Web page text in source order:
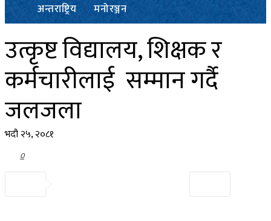
अन्तराष्ट्रिय
मनोरञ्जन
उत्कृष्ट विद्यालय, शिक्षक र
कर्मचारीलाई सम्मान गर्दै
जलजला
भदौ २५, २०८१
0